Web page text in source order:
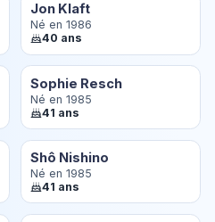
Jon Klaft
Né en 1986
40 ans
Sophie Resch
Né en 1985
41 ans
Shô Nishino
Né en 1985
41 ans